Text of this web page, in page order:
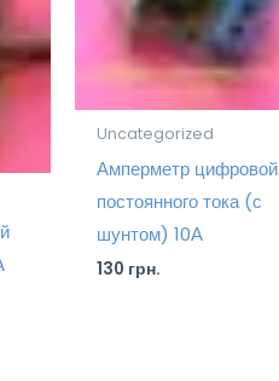
Uncategorized
Амперметр цифровой
постоянного тока (с
шунтом) 10А
130 грн.